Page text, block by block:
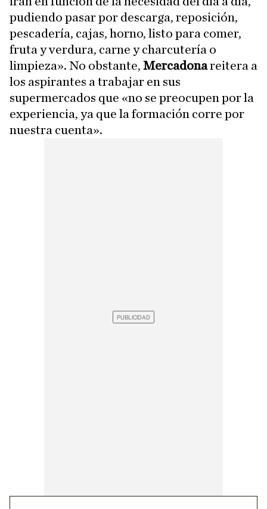
pudiendo pasar por descarga, reposición,
pescadería, cajas, horno, listo para comer,
fruta y verdura, carne y charcutería o
limpieza». No obstante, Mercadonareitera a
los aspirantes a trabajar en sus
supermercados que «no se preocupen por la
experiencia, ya que la formación corre por
nuestra cuenta».